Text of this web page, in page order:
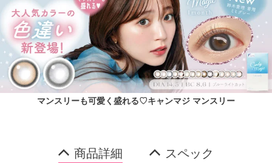
マンスリーも可愛く盛れる♡キャンマジ マンスリー
商品詳細 スペック